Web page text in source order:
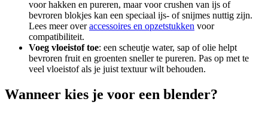
voor hakken en pureren, maar voor crushen van ijs of
bevroren blokjes kan een speciaal ijs- of snijmes nuttig zijn.
Lees meer overaccessoires en opzetstukken voor
compatibiliteit.
Voeg vloeistof toe: een scheutje water, sap of olie helpt
bevroren fruit en groenten sneller te pureren. Pas op met te
veel vloeistof als je juist textuur wilt behouden.
Wanneer kies je voor een blender?